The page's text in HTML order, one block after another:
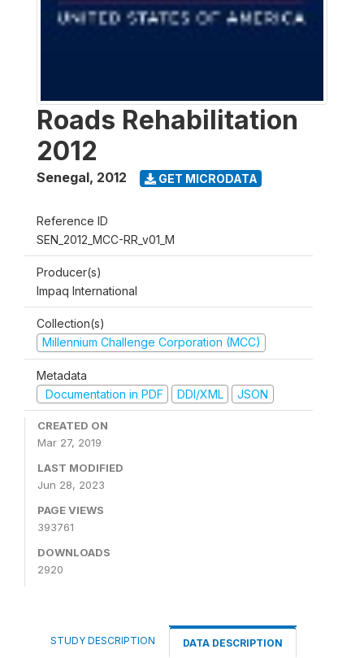
Roads Rehabilitation
2012
Senegal, 2012 GET MICRODATA
Reference ID
SEN_2012_MCC-RR_v01_M
Producer(s)
Impaq International
Collection(s)
Millennium Challenge Corporation (MCC)
Metadata
Documentation in PDF
DDI/XML JSON
CREATED ON
Mar 27, 2019
LAST MODIFIED
Jun 28, 2023
PAGE VIEWS
393761
DOWNLOADS
2920
STUDY DESCRIPTION DATA DESCRIPTION